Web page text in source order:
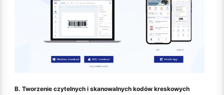
B. Tworzenie czytelnych i skanowalnych kodów kreskowych